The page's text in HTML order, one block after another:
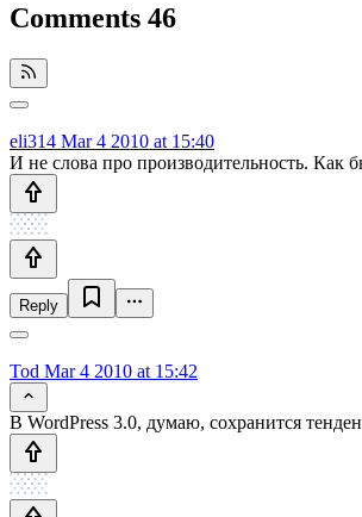
Comments 46
eli314 Mar 4 2010 at 15:40
И не слова про производительность. Как
Reply
Tod Mar 4 2010 at 15:42
В WordPress 3.0, думаю, сохранится